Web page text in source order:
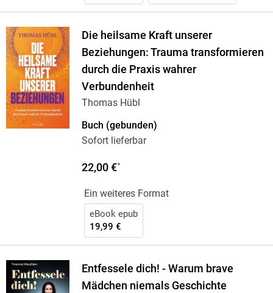
Die heilsame Kraft unserer
Beziehungen: Trauma transformieren
durch die Praxis wahrer
Verbundenheit
Thomas Hübl
Buch (gebunden)
Sofort lieferbar
22,00 €*
Ein weiteres Format
eBook epub
19,99 €
Entfessele dich! - Warum brave
Mädchen niemals Geschichte